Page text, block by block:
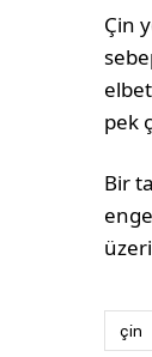
Çin
pek
Bir
çin